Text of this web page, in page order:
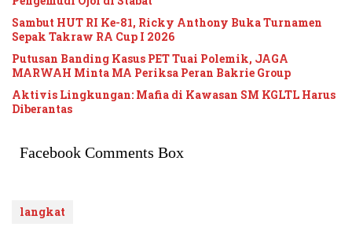
Sambut HUT RI Ke-81, Ricky Anthony Buka Turnamen
Sepak Takraw RA Cup I 2026
Putusan Banding Kasus PET Tuai Polemik, JAGA
MARWAH Minta MA Periksa Peran Bakrie Group
Aktivis Lingkungan: Mafia di Kawasan SM KGLTL Harus
Diberantas
Facebook Comments Box
langkat